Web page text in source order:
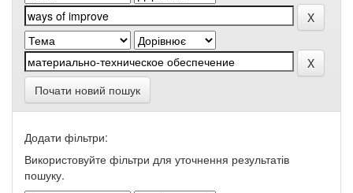
Почати новий пошук
Додати фільтри:
Використовуйте фільтри для уточнення результатів
пошуку.